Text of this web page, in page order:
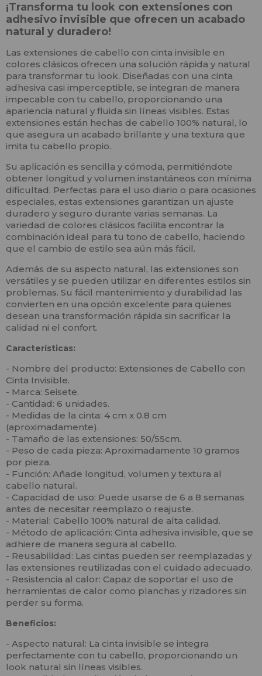
¡Transforma tu look con extensiones con
adhesivo invisible que ofrecen un acabado
natural y duradero!
Las extensiones de cabello con cinta invisible en
colores clásicos ofrecen una solución rápida y natural
para transformar tu look. Diseñadas con una cinta
adhesiva casi imperceptible, se integran de manera
impecable con tu cabello, proporcionando una
apariencia natural y fluida sin líneas visibles. Estas
extensiones están hechas de cabello 100% natural, lo
que asegura un acabado brillante y una textura que
imita tu cabello propio.
Su aplicación es sencilla y cómoda, permitiéndote
obtener longitud y volumen instantáneos con mínima
dificultad. Perfectas para el uso diario o para ocasiones
especiales, estas extensiones garantizan un ajuste
duradero y seguro durante varias semanas. La
variedad de colores clásicos facilita encontrar la
combinación ideal para tu tono de cabello, haciendo
que el cambio de estilo sea aún más fácil.
Además de su aspecto natural, las extensiones son
versátiles y se pueden utilizar en diferentes estilos sin
problemas. Su fácil mantenimiento y durabilidad las
convierten en una opción excelente para quienes
desean una transformación rápida sin sacrificar la
calidad ni el confort.
Características:
- Nombre del producto: Extensiones de Cabello con
Cinta Invisible.
- Marca: Seisete.
- Cantidad: 6 unidades.
- Medidas de la cinta: 4 cm x 0.8 cm
(aproximadamente).
- Tamaño de las extensiones: 50/55cm.
- Peso de cada pieza: Aproximadamente 10 gramos
por pieza.
- Función: Añade longitud, volumen y textura al
cabello natural.
- Capacidad de uso: Puede usarse de 6 a 8 semanas
antes de necesitar reemplazo o reajuste.
- Material: Cabello 100% natural de alta calidad.
- Método de aplicación: Cinta adhesiva invisible, que se
adhiere de manera segura al cabello.
- Reusabilidad: Las cintas pueden ser reemplazadas y
las extensiones reutilizadas con el cuidado adecuado.
- Resistencia al calor: Capaz de soportar el uso de
herramientas de calor como planchas y rizadores sin
perder su forma.
Beneficios:
- Aspecto natural: La cinta invisible se integra
perfectamente con tu cabello, proporcionando un
look natural sin líneas visibles.